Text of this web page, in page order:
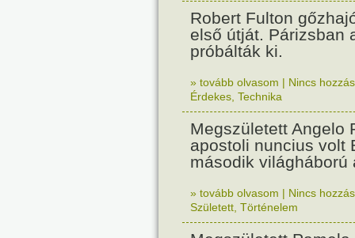
Robert Fulton
első útját. Párizsban
próbálták ki.
» tovább olvasom | Nincs
Érdekes Technika
Megszületett Angelo
apostoli nuncius volt
második világháború
» tovább olvasom | Nincs
Született Történelem